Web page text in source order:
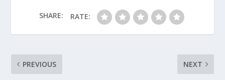
SHARE: RATE:
PREVIOUS NEXT